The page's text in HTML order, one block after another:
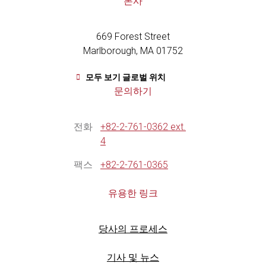
b
e
669 Forest Street
Marlborough, MA 01752
모두 보기 글로벌 위치
문의하기
전화
+82-2-761-0362 ext.
4
팩스 +82-2-761-0365
유용한 링크
당사의 프로세스
기사 및 뉴스